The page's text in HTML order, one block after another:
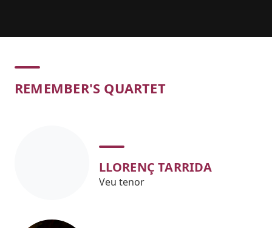
Concert
REMEMBER'S QUARTET
LLORENÇ TARRIDA
Veu tenor